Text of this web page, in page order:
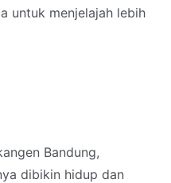
untuk menjelajah lebih
Bandung,
dibikin hidup dan